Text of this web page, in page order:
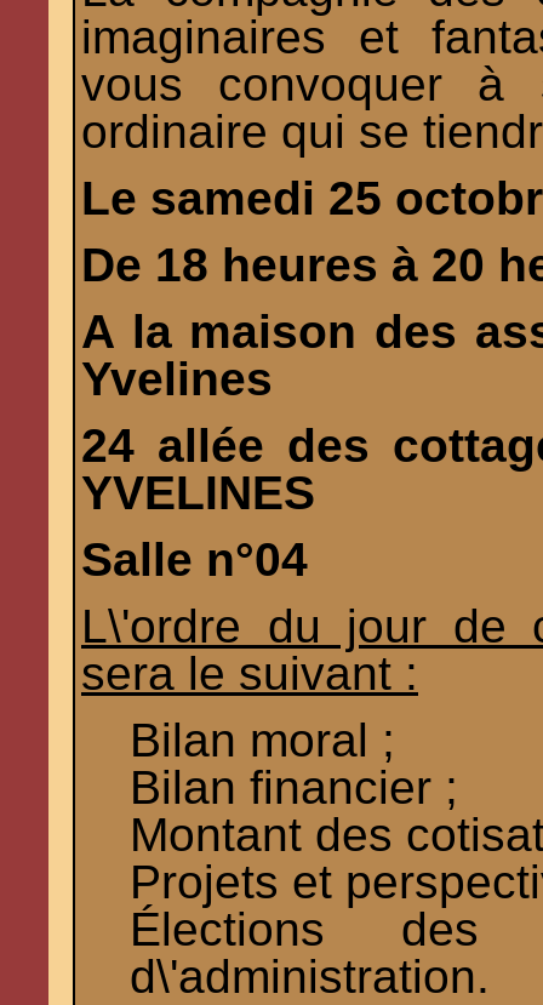
imaginaires et
vous convoquer à
ordinaire qui se
Le samedi 25
De 18 heures à 20
A la maison des
Yvelines
24 allée des
YVELINES
Salle n°04
L\'ordre du jour de
sera le suivant :
Bilan moral ;
Bilan financier ;
Montant des
Projets et
Élections des
d\'administration.